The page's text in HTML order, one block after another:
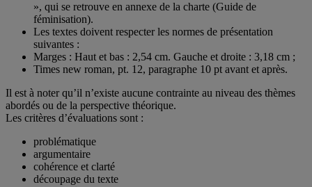
», qui se retrouve en annexe de la charte (Guide de
féminisation).
Les textes doivent respecter les normes de présentation
suivantes :
Marges : Haut et bas : 2,54 cm. Gauche et droite : 3,18 cm ;
Times new roman, pt. 12, paragraphe 10 pt avant et après.
Il est à noter qu’il n’existe aucune contrainte au niveau des thèmes
abordés ou de la perspective théorique.
Les critères d’évaluations sont :
problématique
argumentaire
cohérence et clarté
découpage du texte